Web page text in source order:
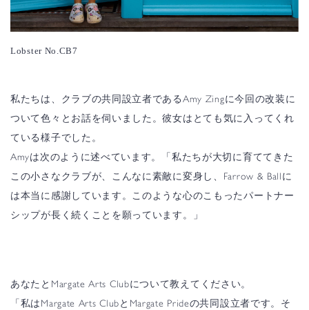
Lobster No.CB7
私たちは、クラブの共同設立者であるAmy Zingに今回の改装に
ついて色々とお話を伺いました。彼女はとても気に入ってくれ
ている様子でした。
Amyは次のように述べています。「私たちが大切に育ててきた
この小さなクラブが、こんなに素敵に変身し、Farrow & Ballに
は本当に感謝しています。このような心のこもったパートナー
シップが長く続くことを願っています。」
あなたとMargate Arts Clubについて教えてください。
「私はMargate Arts ClubとMargate Prideの共同設立者です。そ